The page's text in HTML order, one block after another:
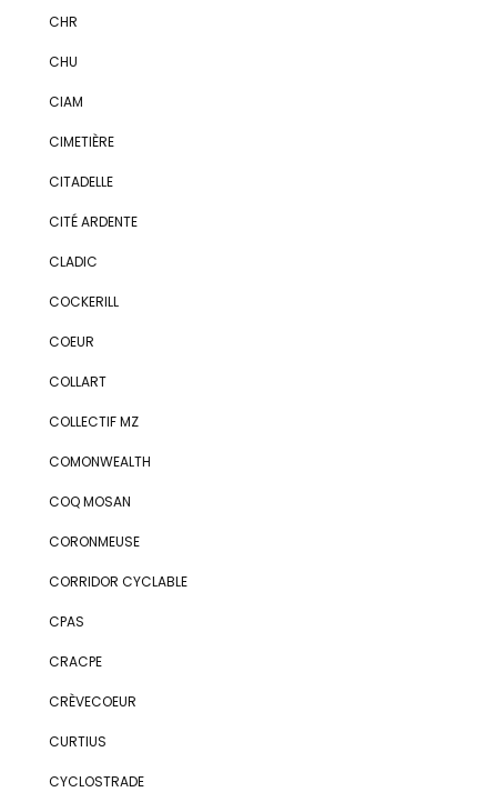
CHR
CHU
CIAM
CIMETIÈRE
CITADELLE
CITÉ ARDENTE
CLADIC
COCKERILL
COEUR
COLLART
COLLECTIF MZ
COMONWEALTH
COQ MOSAN
CORONMEUSE
CORRIDOR CYCLABLE
CPAS
CRACPE
CRÈVECOEUR
CURTIUS
CYCLOSTRADE